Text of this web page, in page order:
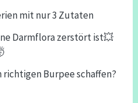
mit nur 3 Zutaten
Darmflora zerstört ist💥
Burpee schaffen?